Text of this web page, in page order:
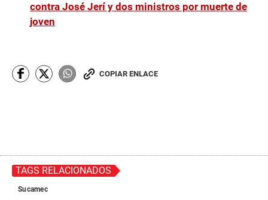
contra José Jerí y dos ministros por muerte de
joven
COPIAR ENLACE
TAGS RELACIONADOS
Sucamec